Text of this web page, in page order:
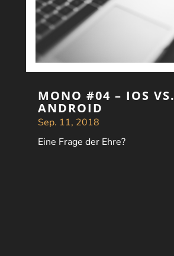
MONO #04 – IOS VS.
ANDROID
Sep. 11, 2018
Eine Frage der Ehre?